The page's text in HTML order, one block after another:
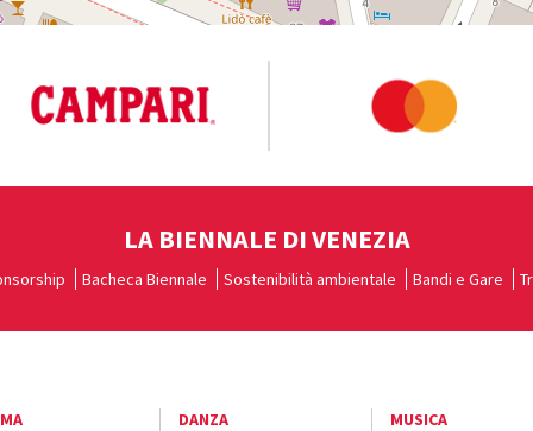
LA BIENNALE DI VENEZIA
Bacheca Biennale Sostenibilità ambientale Bandi e Gare
DANZA MUSICA